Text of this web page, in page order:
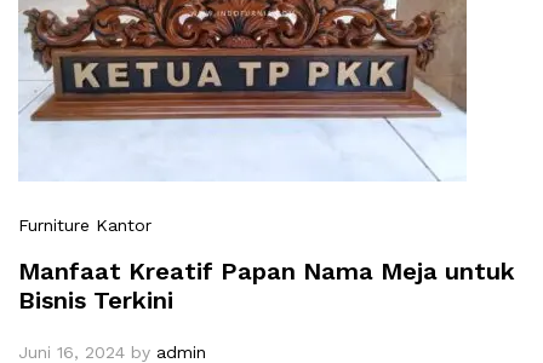
Furniture Kantor
Manfaat Kreatif Papan Nama Meja untuk
Bisnis Terkini
Juni 16, 2024 by admin